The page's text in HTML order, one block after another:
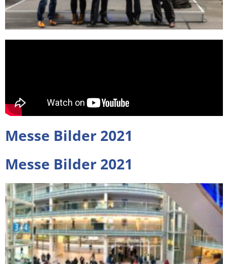
Messe Bilder 2021
Messe Bilder 2021